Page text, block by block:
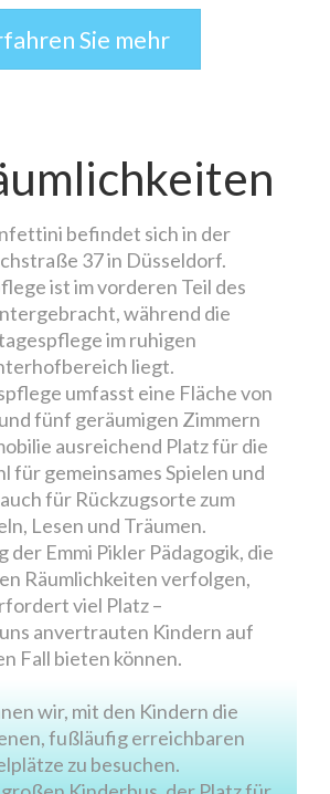
Sie mehr
befindet sich in der
37 in Düsseldorf.
ist im vorderen Teil des
während die
im ruhigen
liegt.
umfasst eine Fläche von
fünf geräumigen Zimmern
ausreichend Platz für die
für gemeinsames Spielen und
für Rückzugsorte zum
Lesen und Träumen.
der Emmi Pikler Pädagogik, die
Räumlichkeiten verfolgen,
viel Platz –
anvertrauten Kindern auf
Fall bieten können.
wir, mit den Kindern die
fußläufig erreichbaren
zu besuchen.